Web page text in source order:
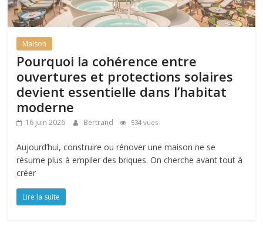
Maison
Pourquoi la cohérence entre
ouvertures et protections solaires
devient essentielle dans l’habitat
moderne
16 juin 2026 Bertrand 534 vues
Aujourd’hui, construire ou rénover une maison ne se
résume plus à empiler des briques. On cherche avant tout à
créer
Lire la suite